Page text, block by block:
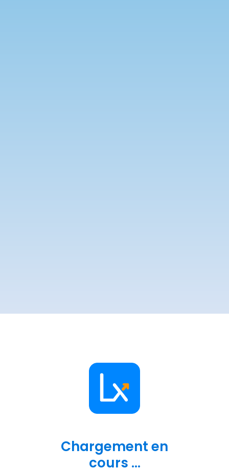
Chargement en
cours ...